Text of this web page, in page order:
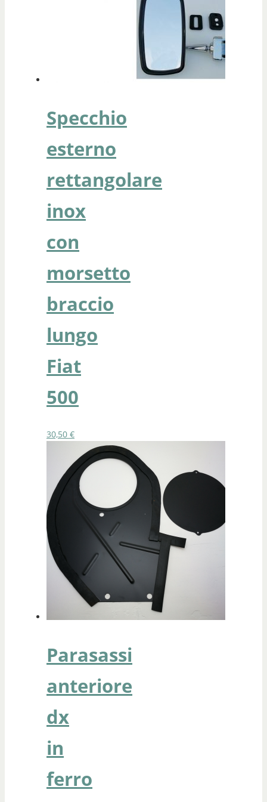
Specchio
esterno
rettangolare
inox
con
morsetto
braccio
lungo
Fiat
500
30,50 €
Parasassi
anteriore
dx
in
ferro